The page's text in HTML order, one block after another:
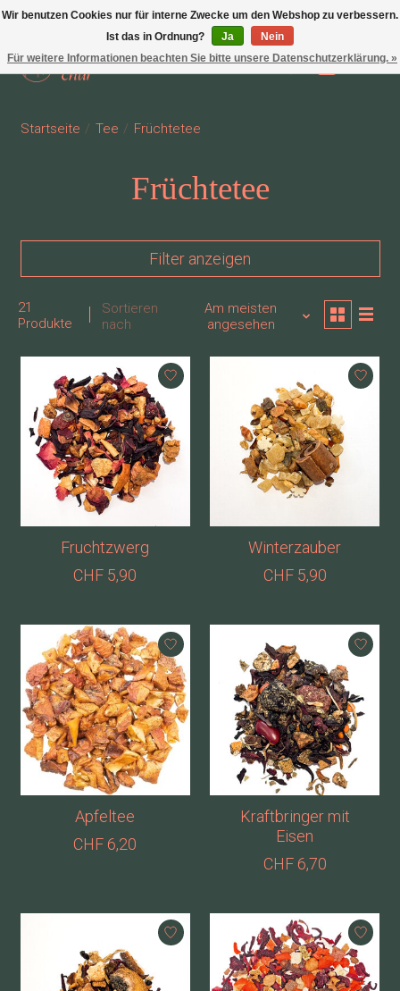
Wunschzettel
Ihr
Startseite / Tee / Früchtetee
Früchtetee
Filter anzeigen
21
Produkte
Sortieren
nach
Am meisten
angesehen
Fruchtzwerg
CHF 5,90
Winterzauber
CHF 5,90
Apfeltee
CHF 6,20
Kraftbringer mit
Eisen
CHF 6,70
Wir benutzen Cookies nur für interne Zwecke um den Webshop zu verbessern.
Ist das in Ordnung?
Ja
Nein
Für weitere Informationen beachten Sie bitte unsere Datenschutzerklärung. »